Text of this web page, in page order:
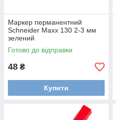
Маркер перманентний
Schneider Maxx 130 2-3 мм
зелений
Готово до відправки
48 ₴
Купити